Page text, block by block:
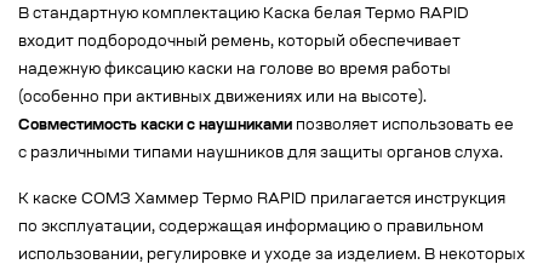
В стандартную комплектацию Каска белая Термо RAPID
входит подбородочный ремень, который обеспечивает
надежную фиксацию каски на голове во время работы
(особенно при активных движениях или на высоте).
Совместимость каски с наушниками позволяет использовать ее
с различными типами наушников для защиты органов слуха.
К каске СОМЗ Хаммер Термо RAPID прилагается инструкция
по эксплуатации, содержащая информацию о правильном
использовании, регулировке и уходе за изделием. В некоторых